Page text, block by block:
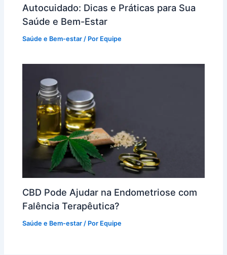
Autocuidado: Dicas e Práticas para Sua
Saúde e Bem-Estar
Saúde e Bem-estar / Por Equipe
CBD Pode Ajudar na Endometriose com
Falência Terapêutica?
Saúde e Bem-estar / Por Equipe